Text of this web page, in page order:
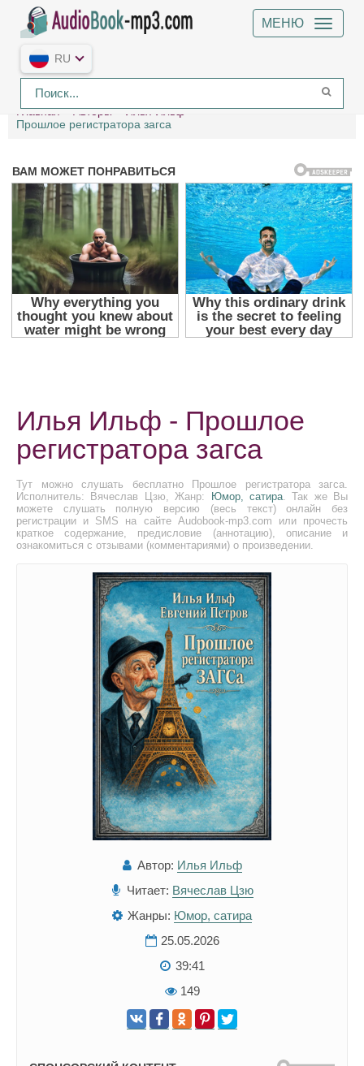
МЕНЮ
RU
Главная Авторы
Илья Ильф
Прошлое регистратора загса
Илья Ильф - Прошлое
регистратора загса
Тут можно слушать бесплатно Прошлое регистратора загса.
Исполнитель: Вячеслав Цзю, Жанр:
Юмор, сатира. Так же Вы
можете слушать полную версию (весь текст) онлайн без
регистрации и SMS на сайте Audobook-mp3.com или прочесть
краткое содержание, предисловие (аннотацию), описание и
ознакомиться с отзывами (комментариями) о произведении.
Автор: Илья Ильф
Читает: Вячеслав Цзю
Жанры: Юмор, сатира
25.05.2026
39:41
149